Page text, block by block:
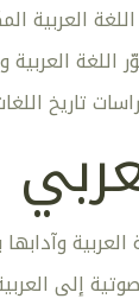
العربية
العربية
تاريخ
إلى